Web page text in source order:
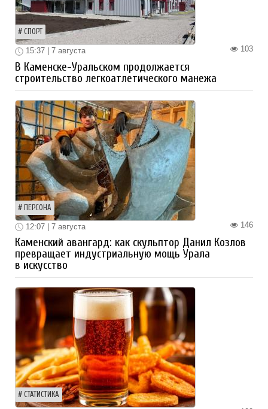
СПОРТ
103
15:37 | 7 августа
В Каменске-Уральском продолжается
строительство легкоатлетического манежа
ПЕРСОНА
146
12:07 | 7 августа
Каменский авангард: как скульптор Данил Козлов
превращает индустриальную мощь Урала
в искусство
СТАТИСТИКА